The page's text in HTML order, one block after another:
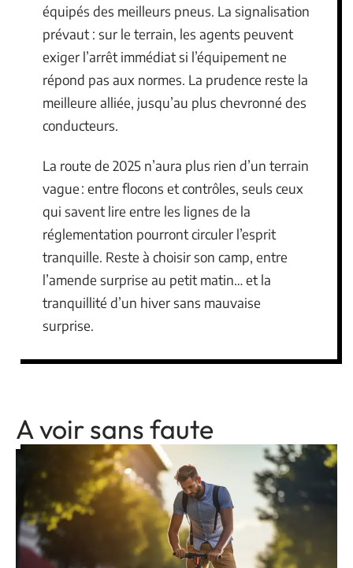
équipés des meilleurs pneus. La signalisation
prévaut : sur le terrain, les agents peuvent
exiger l’arrêt immédiat si l’équipement ne
répond pas aux normes. La prudence reste la
meilleure alliée, jusqu’au plus chevronné des
conducteurs.
La route de 2025 n’aura plus rien d’un terrain
vague : entre flocons et contrôles, seuls ceux
qui savent lire entre les lignes de la
réglementation pourront circuler l’esprit
tranquille. Reste à choisir son camp, entre
l’amende surprise au petit matin… et la
tranquillité d’un hiver sans mauvaise
surprise.
A voir sans faute